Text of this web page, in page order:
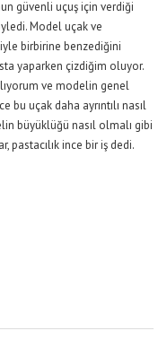
güvenli uçuş için verdiği
Model uçak ve
birbirine benzediğini
yaparken çizdiğim oluyor.
ve modelin genel
bu uçak daha ayrıntılı nasıl
büyüklüğü nasıl olmalı gibi
pastacılık ince bir iş dedi.